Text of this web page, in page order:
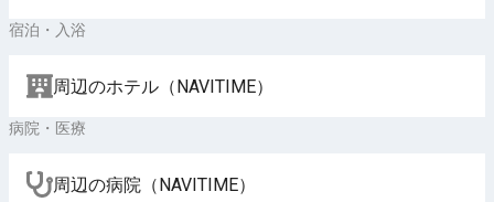
宿泊・入浴
周辺のホテル（NAVITIME）
病院・医療
周辺の病院（NAVITIME）